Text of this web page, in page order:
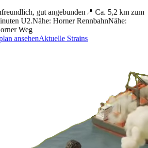
gut angebunden 📍 Ca. 5,2 km zum
U2.Nähe: Horner RennbahnNähe:
Weg
ansehenAktuelle Strains